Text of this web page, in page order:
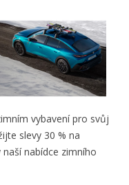
vybavení pro svůj
slevy 30 % na
nabídce zimního